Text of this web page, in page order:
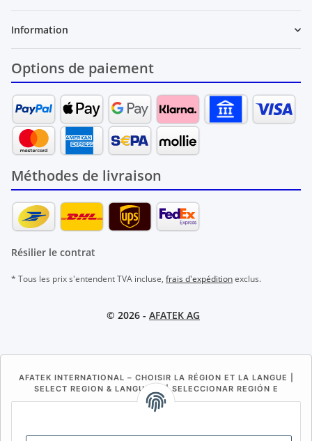
Information
Options de paiement
Méthodes de livraison
Résilier le contrat
* Tous les prix s'entendent TVA incluse, frais d'expéditionexclus.
© 2026 - AFATEK AG
AFATEK INTERNATIONAL – CHOISIR LA RÉGION ET LA LANGUE |
SELECT REGION & LANGUAGE | SELECCIONAR REGIÓN E
IDIOMA